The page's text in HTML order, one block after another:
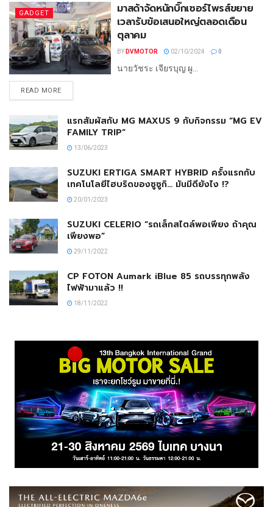
GADGET
มาสด้าจัดหนักบิ๊กเซอร์ไพรส์ขยาย
เวลารับข้อเสนอใหญ่ตลอดเดือน
ตุลาคม
BY DVMOTOR 02/10/2024 0
นายวัชระ เจียรบุญ ผู...
READ MORE
แรกสัมผัสกับ MG MAXUS 9 กับกิจกรรม “MG EV
FAMILY TRIP”
13/06/2023
SUZUKI ERTIGA SMART HYBRID ครั้งแรกกับ
เทคโนโลยีไฮบริดของซูซูกิ… มันมีดียังไง !?
20/01/2023
SUZUKI CELERIO “รถเล็กสไตล์พอเพียง ถ้าคุณ
เพียงพอ”
29/11/2022
CP FOTON Aumark iBlue 85 รถบรรทุกพลัง
ไฟฟ้ามาแล้ว !!
18/11/2022